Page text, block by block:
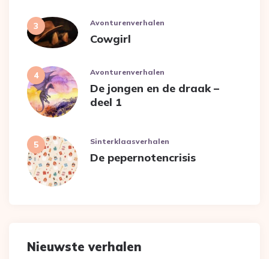
Avonturenverhalen
Cowgirl
Avonturenverhalen
De jongen en de draak –
deel 1
Sinterklaasverhalen
De pepernotencrisis
Nieuwste verhalen